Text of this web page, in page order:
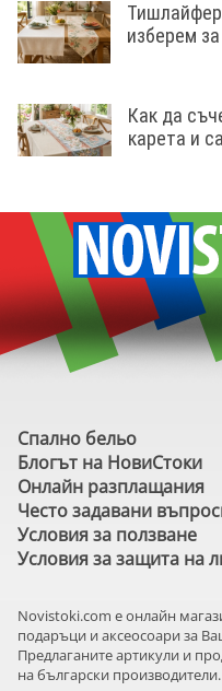
изберем
Как да
карета и
Спално бельо
Блогът на НовиСтоки
Онлайн разплащания
Често задавани
Условия за ползване
Условия за защита на
Novistoki.com e онлайн
подаръци и аксеосоари за
Предлаганите артикули и
на български